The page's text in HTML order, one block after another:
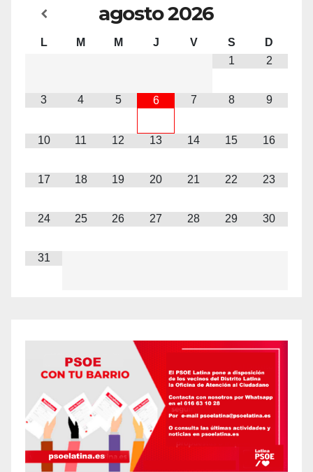
agosto2026
L M M J V S
D
1
2
3 4 5 6 7 8 9
10 11 12 13 14 15 16
17 18 19 20 21 22 23
24 25 26 27 28 29 30
31